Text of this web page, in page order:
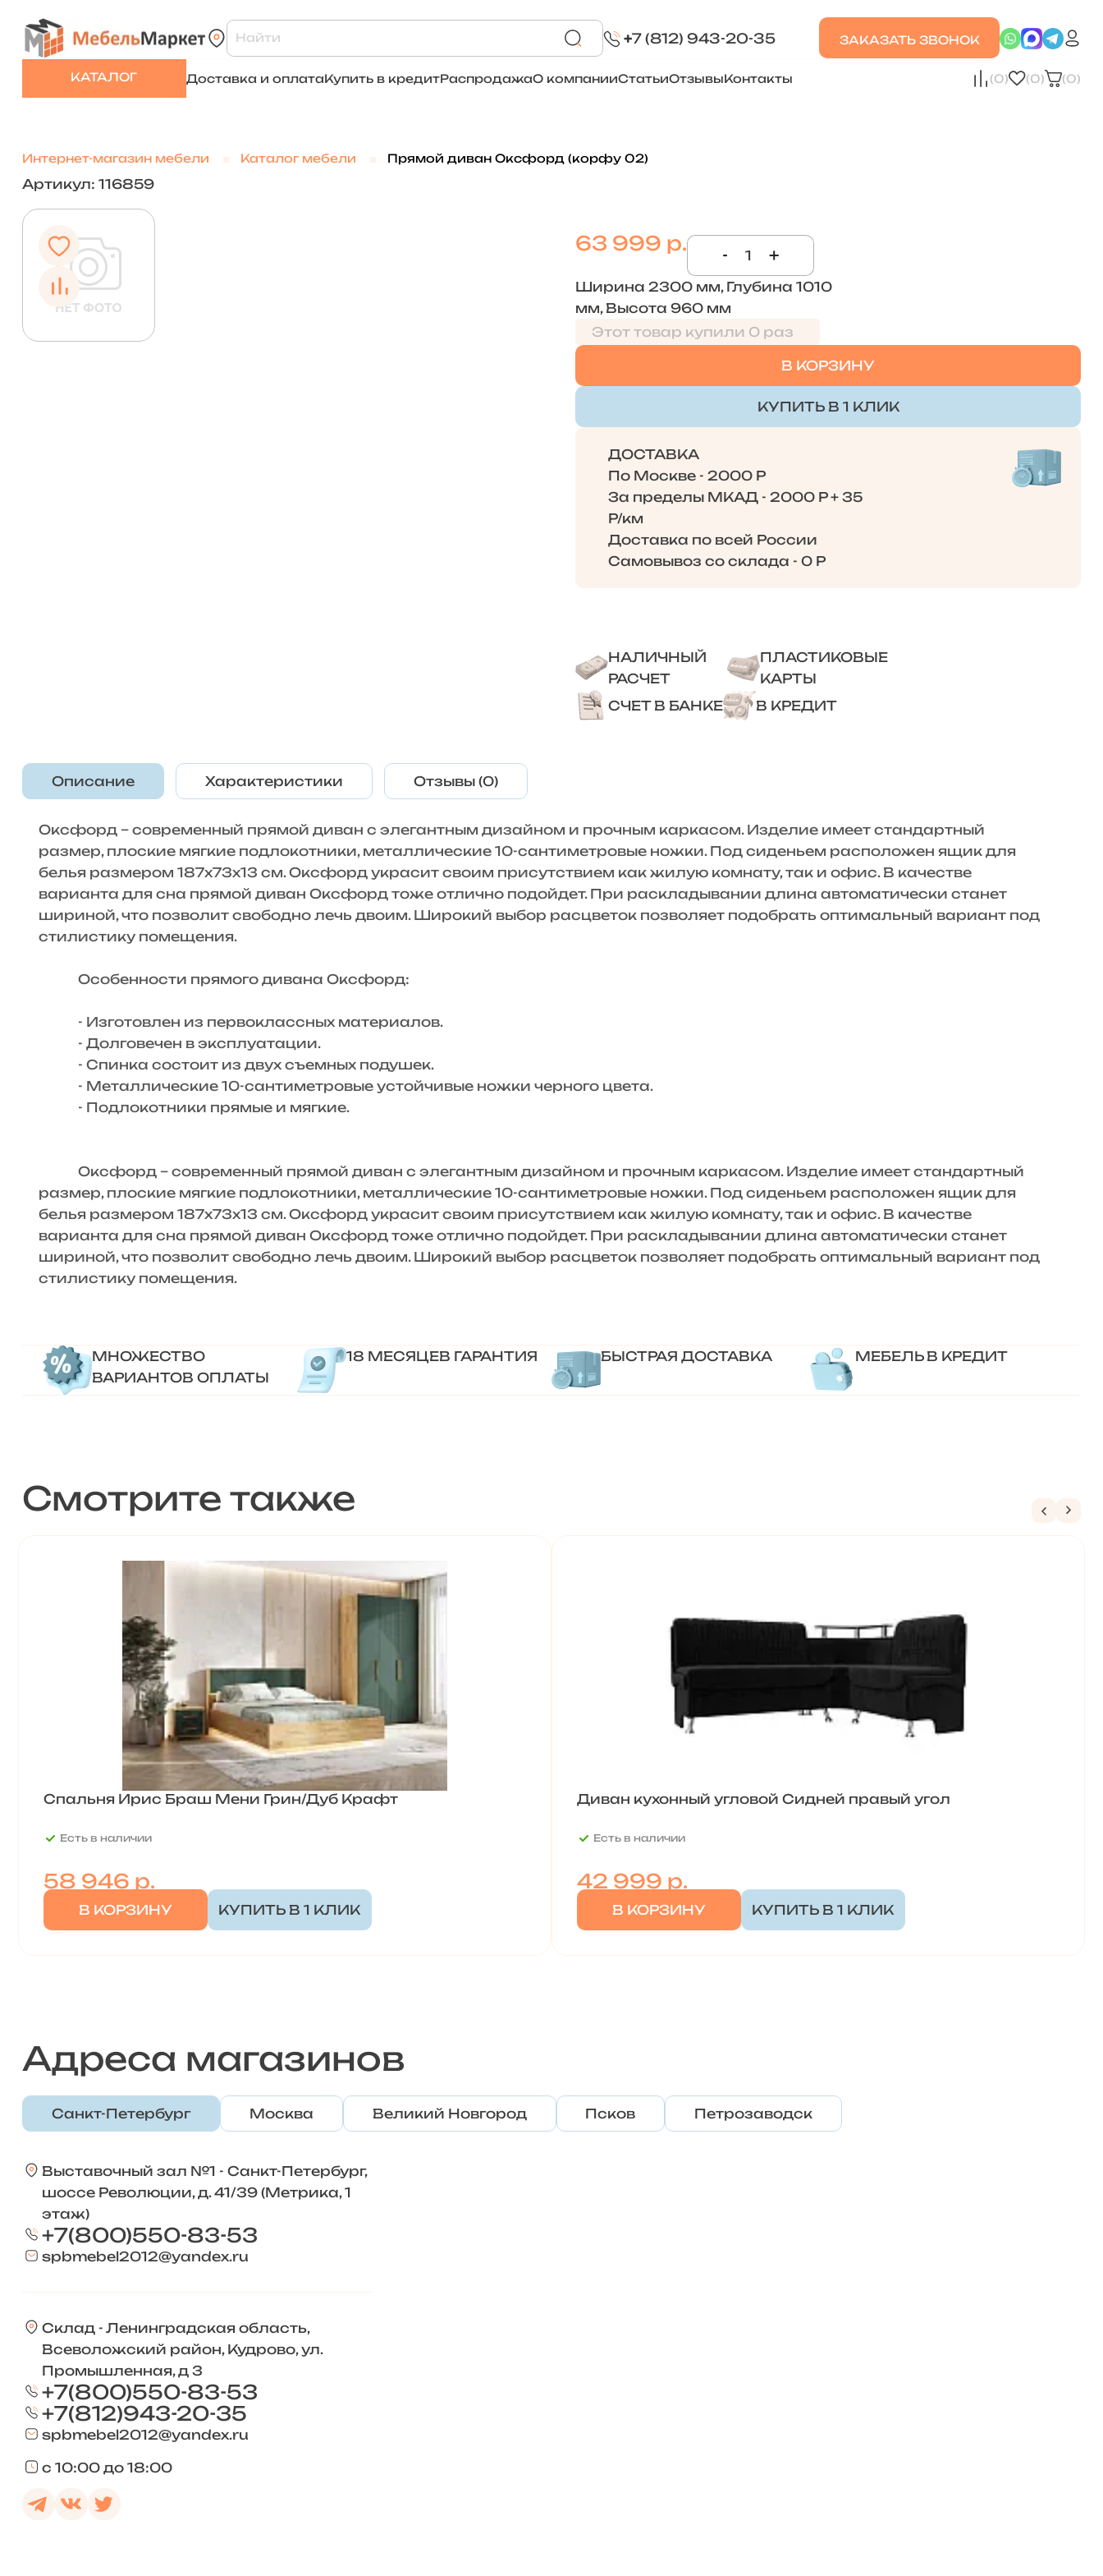
+7 (812) 943-20-35 ЗАКАЗАТЬ ЗВОНОК
КАТАЛОГ Доставка и оплатаКупить в кредитРаспродажаО компанииСтатьиОтзывыКонтакты (0) (0) (0)
Интернет-магазин мебели Каталог мебели Прямой диван Оксфорд (корфу 02)
Артикул: 116859
63 999 р. - +
Ширина 2300 мм, Глубина 1010
мм, Высота 960 мм
Этот товар купили 0 раз
В КОРЗИНУ
КУПИТЬ В 1 КЛИК
ДОСТАВКА
По Москве - 2000 Р
За пределы МКАД - 2000 Р + 35
Р/км
Доставка по всей России
Самовывоз со склада - 0 Р
НАЛИЧНЫЙ
РАСЧЕТ
ПЛАСТИКОВЫЕ
КАРТЫ
СЧЕТ В БАНКЕ
В КРЕДИТ
Описание Характеристики Отзывы (0)
Оксфорд – современный прямой диван с элегантным дизайном и прочным каркасом. Изделие имеет стандартный
размер, плоские мягкие подлокотники, металлические 10-сантиметровые ножки. Под сиденьем расположен ящик для
белья размером 187х73х13 см. Оксфорд украсит своим присутствием как жилую комнату, так и офис. В качестве
варианта для сна прямой диван Оксфорд тоже отлично подойдет. При раскладывании длина автоматически станет
шириной, что позволит свободно лечь двоим. Широкий выбор расцветок позволяет подобрать оптимальный вариант под
стилистику помещения.
Особенности прямого дивана Оксфорд:
- Изготовлен из первоклассных материалов.
- Долговечен в эксплуатации.
- Спинка состоит из двух съемных подушек.
- Металлические 10-сантиметровые устойчивые ножки черного цвета.
- Подлокотники прямые и мягкие.
Оксфорд – современный прямой диван с элегантным дизайном и прочным каркасом. Изделие имеет стандартный
размер, плоские мягкие подлокотники, металлические 10-сантиметровые ножки. Под сиденьем расположен ящик для
белья размером 187х73х13 см. Оксфорд украсит своим присутствием как жилую комнату, так и офис. В качестве
варианта для сна прямой диван Оксфорд тоже отлично подойдет. При раскладывании длина автоматически станет
шириной, что позволит свободно лечь двоим. Широкий выбор расцветок позволяет подобрать оптимальный вариант под
стилистику помещения.
МНОЖЕСТВО
ВАРИАНТОВ ОПЛАТЫ
18 МЕСЯЦЕВ ГАРАНТИЯ БЫСТРАЯ ДОСТАВКА МЕБЕЛЬ В КРЕДИТ
Смотрите также
Спальня Ирис Браш Мени Грин/Дуб Крафт
Есть в наличии
58 946 р.
В КОРЗИНУ КУПИТЬ В 1 КЛИК
Диван кухонный угловой Сидней правый угол
Есть в наличии
42 999 р.
В КОРЗИНУ КУПИТЬ В 1 КЛИК
Адреса магазинов
Санкт-Петербург Москва Великий Новгород Псков Петрозаводск
Выставочный зал №1 - Санкт-Петербург,
шоссе Революции, д. 41/39 (Метрика, 1
этаж)
+7(800)550-83-53
spbmebel2012@yandex.ru
Склад - Ленинградская область,
Всеволожский район, Кудрово, ул.
Промышленная, д 3
+7(800)550-83-53
+7(812)943-20-35
spbmebel2012@yandex.ru
с 10:00 до 18:00